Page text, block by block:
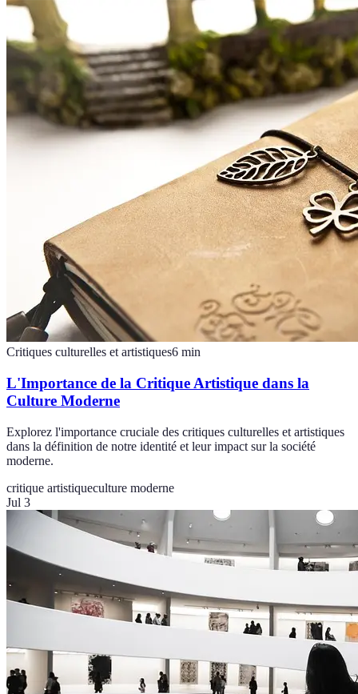
Critiques culturelles et artistiques6 min
L'Importance de la Critique Artistique dans la
Culture Moderne
Explorez l'importance cruciale des critiques culturelles et artistiques
dans la définition de notre identité et leur impact sur la société
moderne.
critique artistiqueculture moderne
Jul 3